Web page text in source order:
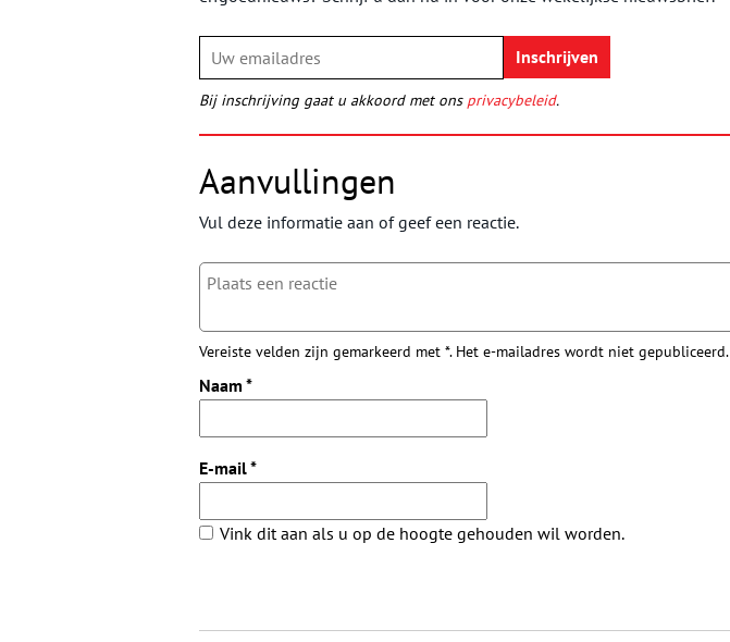
Bij inschrijving gaat u akkoord met ons privacybeleid.
Aanvullingen
Vul deze informatie aan of geef een reactie.
Vereiste velden zijn gemarkeerd met *. Het e-mailadres wordt niet gepubliceerd.
Naam *
E-mail*
Vink dit aan als u op de hoogte gehouden wil worden.